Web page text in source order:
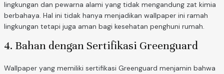
lingkungan dan pewarna alami yang tidak mengandung zat kimia
berbahaya. Hal ini tidak hanya menjadikan wallpaper ini ramah
lingkungan tetapi juga aman bagi kesehatan penghuni rumah.
4. Bahan dengan Sertifikasi Greenguard
Wallpaper yang memiliki sertifikasi Greenguard menjamin bahwa